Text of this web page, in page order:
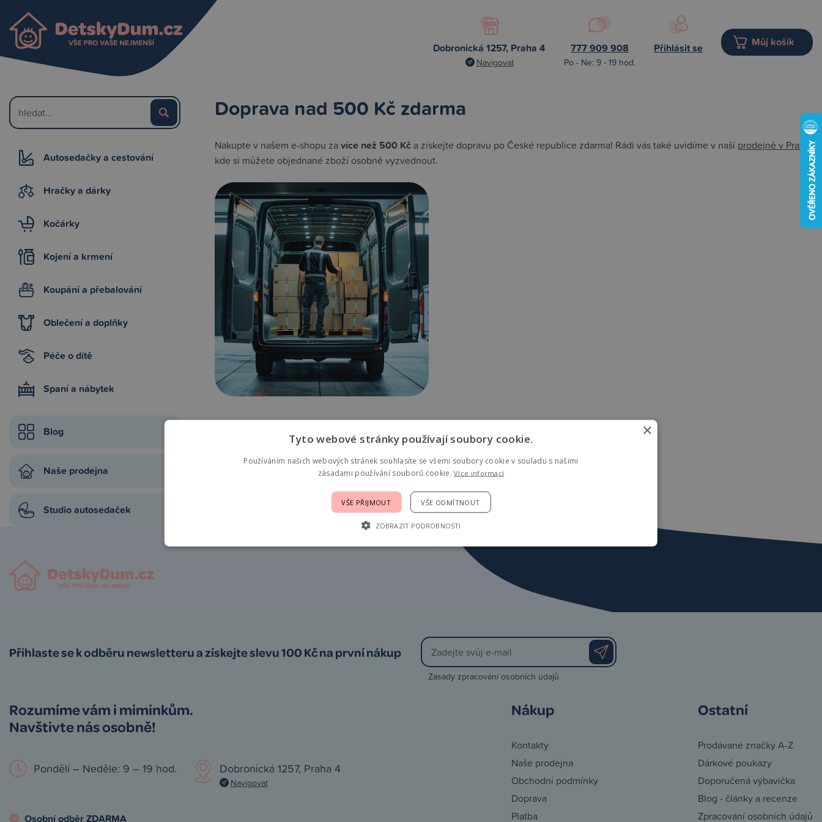
Dobronická 1257, Praha 4
Navigovat
777 909 908
Po - Ne: 9 - 19 hod.
Přihlásit se Můj košík
Autosedačky a cestování
Hračky a dárky
Kočárky
Kojení a krmení
Koupání a přebalování
Oblečení a doplňky
Péče o dítě
Spaní a nábytek
Blog
Naše prodejna
Studio autosedaček
Doprava nad 500 Kč zdarma
Nakupte v našem e-shopu za více než 500 Kč a získejte dopravu po České republice zdarma! Rádi vás také uvidíme v naší prodejně v Praze,
kde si můžete objednané zboží osobně vyzvednout.
Přihlaste se k odběru newsletteru a získejte slevu 100 Kč na první nákup
Zásady zpracování osobních údajů
Rozumíme vám i miminkům.
Navštivte nás osobně!
Pondělí – Neděle: 9 – 19 hod. Dobronická 1257, Praha 4
Navigovat
Osobní odběr ZDARMA
Nákup
Kontakty
Naše prodejna
Obchodní podmínky
Doprava
Platba
Ostatní
Prodávané značky A-Z
Dárkové poukazy
Doporučená výbavička
Blog - články a recenze
Zpracování osobních údajů
×
Tyto webové stránky používají soubory cookie.
Používáním našich webových stránek souhlasíte se všemi soubory cookie v souladu s našimi
zásadami používání souborů cookie.Více informací
VŠE PŘIJMOUT VŠE ODMÍTNOUT
ZOBRAZIT PODROBNOSTI